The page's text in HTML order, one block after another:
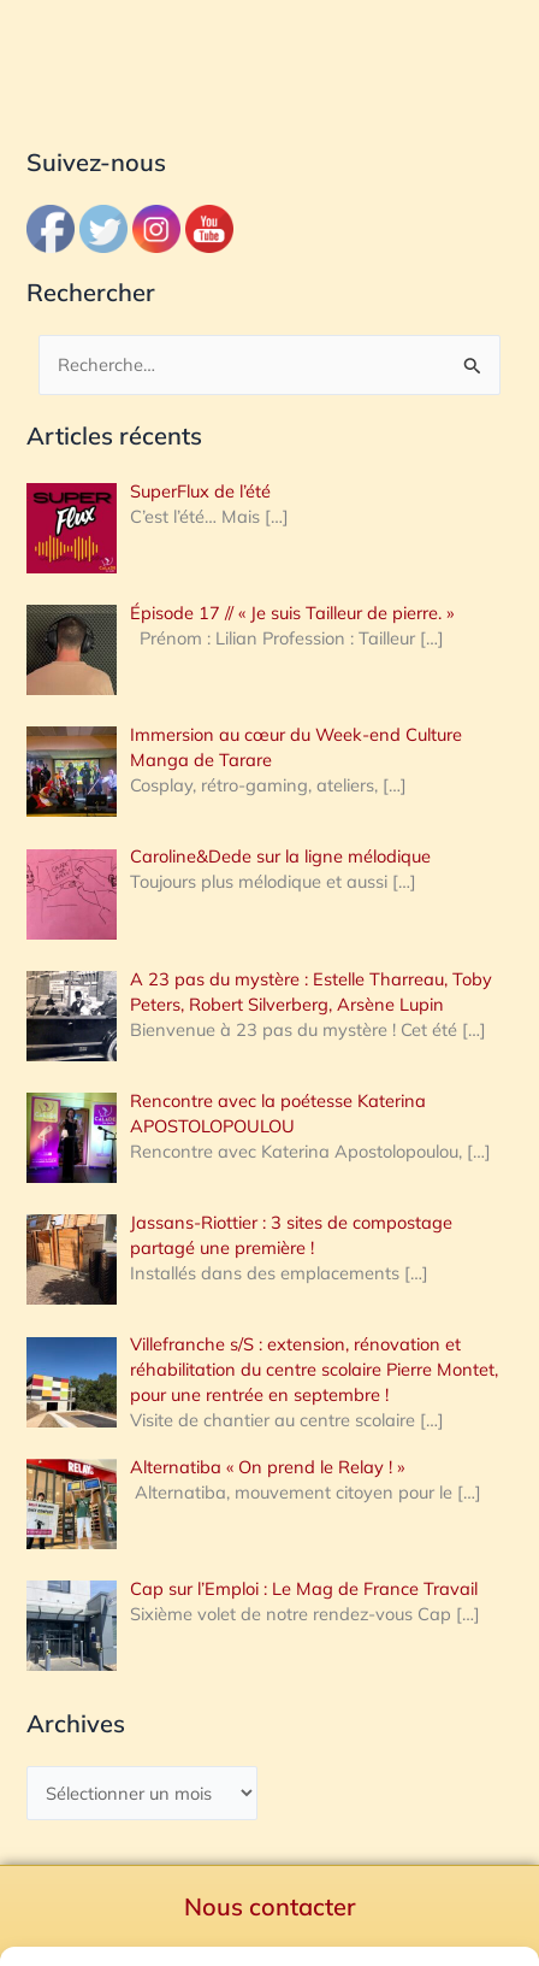
Suivez-nous
Rechercher
c
e
r
c
h
e
:
Articles récents
SuperFlux de l’été
C’est l’été… Mais […]
Épisode 17 // « Je suis Tailleur de pierre. »
Prénom : Lilian Profession : Tailleur […]
Immersion au cœur du Week-end Culture
Manga de Tarare
Cosplay, rétro-gaming, ateliers, […]
Caroline&Dede sur la ligne mélodique
Toujours plus mélodique et aussi […]
A 23 pas du mystère : Estelle Tharreau, Toby
Peters, Robert Silverberg, Arsène Lupin
Bienvenue à 23 pas du mystère ! Cet été […]
Rencontre avec la poétesse Katerina
APOSTOLOPOULOU
Rencontre avec Katerina Apostolopoulou, […]
Jassans-Riottier : 3 sites de compostage
partagé une première !
Installés dans des emplacements […]
Villefranche s/S : extension, rénovation et
réhabilitation du centre scolaire Pierre Montet,
pour une rentrée en septembre !
Visite de chantier au centre scolaire […]
Alternatiba « On prend le Relay ! »
Alternatiba, mouvement citoyen pour le […]
Cap sur l’Emploi : Le Mag de France Travail
Sixième volet de notre rendez-vous Cap […]
Archives
Nous contacter